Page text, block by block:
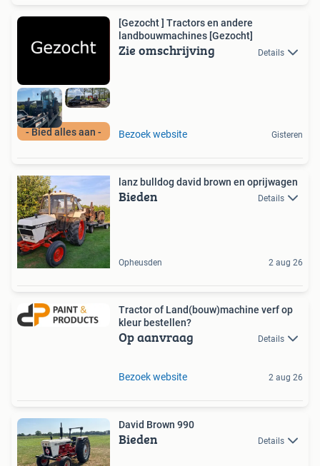
- Bied alles aan -
[Gezocht ] Tractors en andere
landbouwmachines [Gezocht]
Zie omschrijving Details
Bezoek website Gisteren
lanz bulldog david brown en oprijwagen
Bieden Details
Opheusden 2 aug 26
Tractor of Land(bouw)machine verf op
kleur bestellen?
Op aanvraag Details
Bezoek website 2 aug 26
David Brown 990
Bieden Details